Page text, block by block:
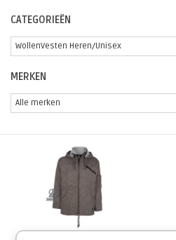
CATEGORIEËN
MERKEN